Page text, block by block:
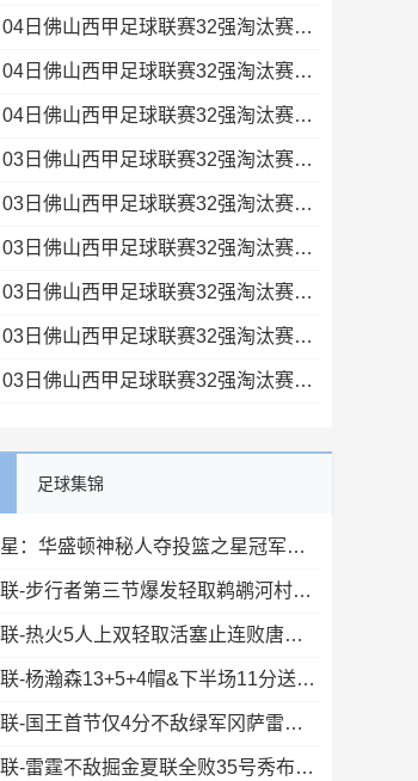
08月04日佛山西甲足球联赛32强淘汰赛藝品高國際VS湛江狂狼·粵辉能源全场录像
08月04日佛山西甲足球联赛32强淘汰赛肇庆恒骏成VS三七互娱全场录像
08月04日佛山西甲足球联赛32强淘汰赛广东西南建设VS香港圣徒全场录像
08月03日佛山西甲足球联赛32强淘汰赛广东客家青年VS广州英华思力U17全场录像
08月03日佛山西甲足球联赛32强淘汰赛广州求信VS顺德新青年全场录像
08月03日佛山西甲足球联赛32强淘汰赛广州蜀地红VS广州戴拿模全场录像
08月03日佛山西甲足球联赛32强淘汰赛三水乐民兴健力宝VS中国澳门澳科精英全场录像
08月03日佛山西甲足球联赛32强淘汰赛广东凤铝VS湛江八部科技全场录像
08月03日佛山西甲足球联赛32强淘汰赛大塘控股VS茂名市点都得全场录像
足球集锦
全明星：华盛顿神秘人夺投篮之星冠军！福德夺得三分大赛冠军！
🏀夏联-步行者第三节爆发轻取鹈鹕河村勇辉5+5+12斯劳森22分
🏀夏联-热火5人上双轻取活塞止连败唐纳森20+8+10奥科里27分
🏀夏联-杨瀚森13+5+4帽&下半场11分送惊艳妙传开拓者力克掘金
🏀夏联-国王首节仅4分不敌绿军冈萨雷斯24+10+5塞纳克10+12
🏀夏联-雷霆不敌掘金夏联全败35号秀布拉齐尔32+6马拉14+7+6